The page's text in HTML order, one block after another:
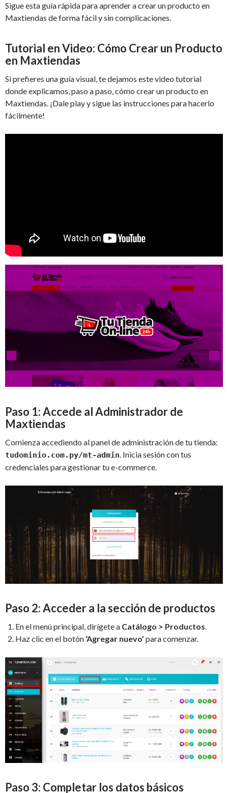
Sigue esta guía rápida para aprender a crear un producto en
Maxtiendas de forma fácil y sin complicaciones.
Tutorial en Video: Cómo Crear un Producto
en Maxtiendas
Si prefieres una guía visual, te dejamos este video tutorial
donde explicamos, paso a paso, cómo crear un producto en
Maxtiendas. ¡Dale play y sigue las instrucciones para hacerlo
fácilmente!
Paso 1: Accede al Administrador de
Maxtiendas
Comienza accediendo al panel de administración de tu tienda:
tudominio.com.py/mt-admin . Inicia sesión con tus
credenciales para gestionar tu e-commerce.
Paso 2: Acceder a la sección de productos
En el menú principal, dirígete a Catálogo > Productos
Haz clic en el botón ‘Agregar nuevo’ para comenzar.
Paso 3: Completar los datos básicos